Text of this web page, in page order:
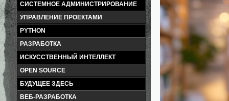
СИСТЕМНОЕ АДМИНИСТРИРОВАНИЕ
УПРАВЛЕНИЕ ПРОЕКТАМИ
PYTHON
РАЗРАБОТКА
ИСКУССТВЕННЫЙ ИНТЕЛЛЕКТ
OPEN SOURCE
БУДУЩЕЕ ЗДЕСЬ
ВЕБ-РАЗРАБОТКА